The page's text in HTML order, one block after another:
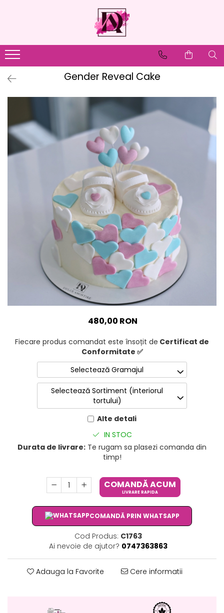
Gender Reveal Cake
480,00 RON
Fiecare produs comandat este însoțit de Certificat de
Conformitate ✅
Selectează Gramajul
Selectează Sortiment (interiorul
tortului)
Alte detali
IN STOC
Durata de livrare: Te rugam sa plasezi comanda din
timp!
COMANDĂ ACUM
LIVRARE RAPIDA
COMANDĂ PRIN WHATSAPP
Cod Produs: C1763
Ai nevoie de ajutor? 0747363863
Adauga la Favorite Cere informatii